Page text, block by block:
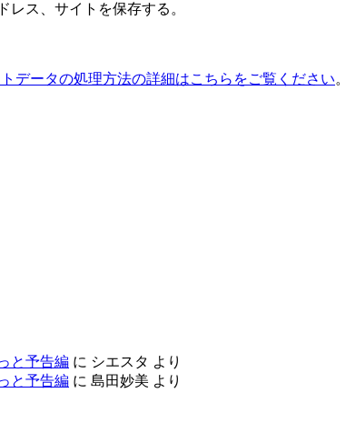
ス、サイトを保存する。
データの処理方法の詳細はこちらをご覧ください。
と予告編 に シエスタ より
と予告編 に 島田妙美 より